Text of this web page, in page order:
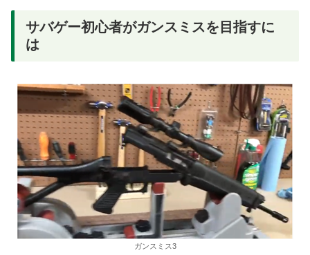
サバゲー初心者がガンスミスを目指すに
は
ガンスミス3